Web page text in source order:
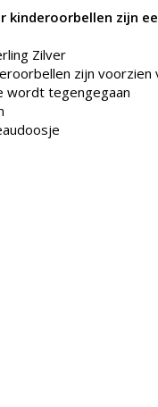
kinderoorbellen zijn
Zilver
zijn
wordt tegengegaan